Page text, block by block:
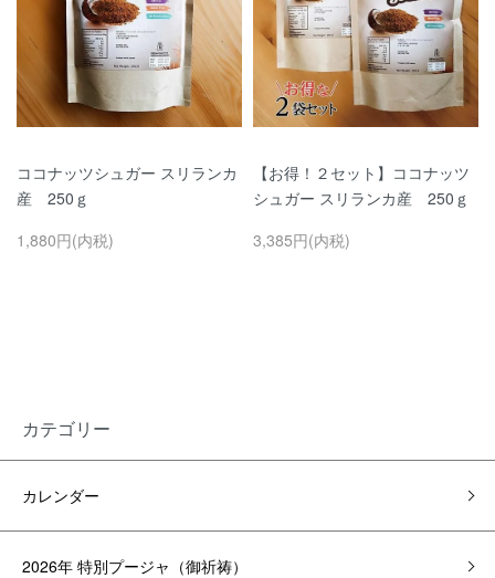
ココナッツシュガー スリランカ
産 250ｇ
1,880円(内税)
【お得！２セット】ココナッツ
シュガー スリランカ産 250ｇ
3,385円(内税)
カテゴリー
カレンダー
2026年 特別プージャ（御祈祷）